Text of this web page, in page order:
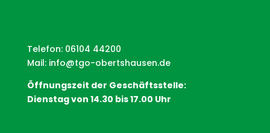
Telefon: 06104 44200
Mail: info@tgo-obertshausen.de
Öffnungszeit der Geschäftsstelle:
Dienstag von 14.30 bis 17.00 Uhr